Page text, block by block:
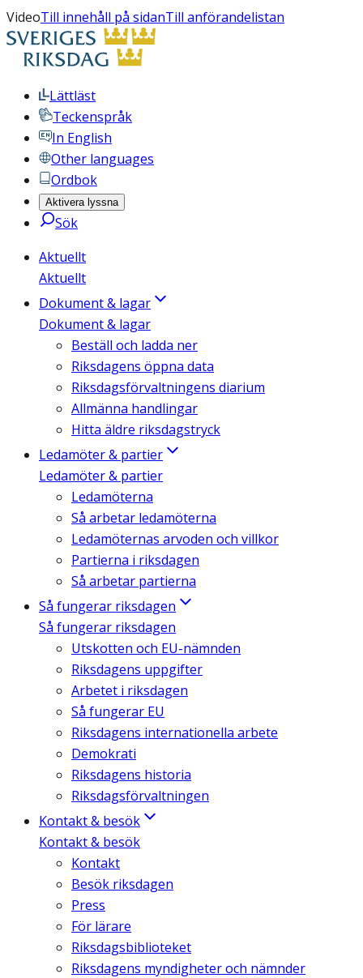
VideoTill innehåll på sidanTill anförandelistan
Lättläst
Teckenspråk
In English
Other languages
Ordbok
Aktivera lyssna
Sök
Aktuellt
Aktuellt
Dokument & lagar
Dokument & lagar
Beställ och ladda ner
Riksdagens öppna data
Riksdagsförvaltningens diarium
Allmänna handlingar
Hitta äldre riksdagstryck
Ledamöter & partier
Ledamöter & partier
Ledamöterna
Så arbetar ledamöterna
Ledamöternas arvoden och villkor
Partierna i riksdagen
Så arbetar partierna
Så fungerar riksdagen
Så fungerar riksdagen
Utskotten och EU-nämnden
Riksdagens uppgifter
Arbetet i riksdagen
Så fungerar EU
Riksdagens internationella arbete
Demokrati
Riksdagens historia
Riksdagsförvaltningen
Kontakt & besök
Kontakt & besök
Kontakt
Besök riksdagen
Press
För lärare
Riksdagsbiblioteket
Riksdagens myndigheter och nämnder